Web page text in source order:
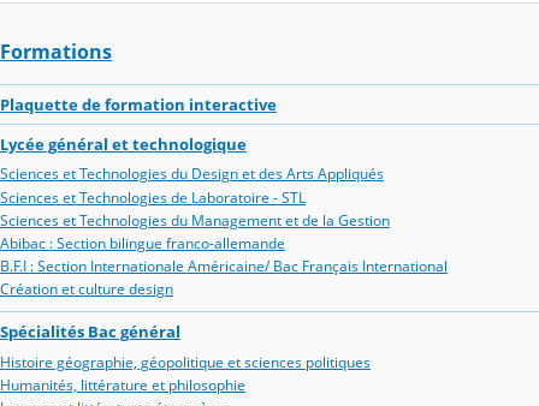
Formations
Plaquette de formation interactive
Lycée général et technologique
Sciences et Technologies du Design et des Arts Appliqués
Sciences et Technologies de Laboratoire - STL
Sciences et Technologies du Management et de la Gestion
Abibac : Section bilingue franco-allemande
B.F.I : Section Internationale Américaine/ Bac Français International
Création et culture design
Spécialités Bac général
Histoire géographie, géopolitique et sciences politiques
Humanités, littérature et philosophie